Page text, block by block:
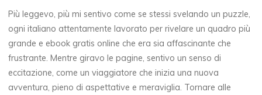
Più leggevo, più mi sentivo come se stessi svelando un puzzle,
ogni italiano attentamente lavorato per rivelare un quadro più
grande e ebook gratis online che era sia affascinante che
frustrante. Mentre giravo le pagine, sentivo un senso di
eccitazione, come un viaggiatore che inizia una nuova
avventura, pieno di aspettative e meraviglia. Tornare alle